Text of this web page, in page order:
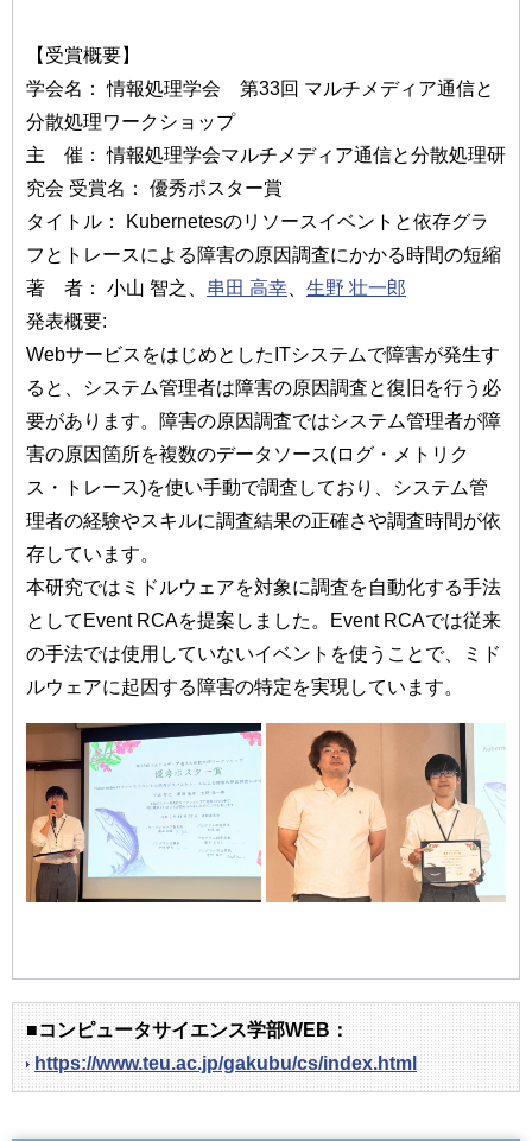
【受賞概要】
学会名： 情報処理学会 第33回 マルチメディア通信と
分散処理ワークショップ
主 催： 情報処理学会マルチメディア通信と分散処理研
究会 受賞名： 優秀ポスター賞
タイトル： Kubernetesのリソースイベントと依存グラ
フとトレースによる障害の原因調査にかかる時間の短縮
著 者： 小山 智之、 串田 高幸
生野 壮一郎
発表概要:
WebサービスをはじめとしたITシステムで障害が発生す
ると、システム管理者は障害の原因調査と復旧を行う必
要があります。障害の原因調査ではシステム管理者が障
害の原因箇所を複数のデータソース(ログ・メトリク
ス・トレース)を使い手動で調査しており、システム管
理者の経験やスキルに調査結果の正確さや調査時間が依
存しています。
本研究ではミドルウェアを対象に調査を自動化する手法
としてEvent RCAを提案しました。Event RCAでは従来
の手法では使用していないイベントを使うことで、ミド
ルウェアに起因する障害の特定を実現しています。
■コンピュータサイエンス学部WEB：
https://www.teu.ac.jp/gakubu/cs/index.html